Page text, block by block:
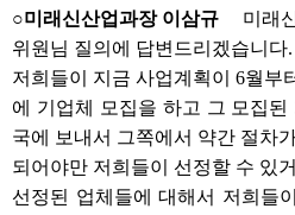
○미래신산업과장 이삼규
미래
위원님 질의에 답변드리겠습니다.
저희들이 지금 사업계획이 6월부
에 기업체 모집을 하고 그 모집
국에 보내서 그쪽에서 약간 절차
되어야만 저희들이 선정할 수 있
선정된 업체들에 대해서 저희들